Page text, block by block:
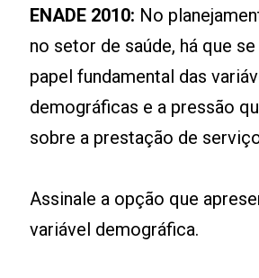
ENADE 2010: No
no setor de saúde, há que
papel fundamental das
demográficas e a pressão
sobre a prestação de
Assinale a opção que
variável demográfica.